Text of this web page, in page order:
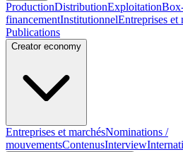
ProductionDistributionExploitation
financementInstitutionnelEntreprises et
Publications
Creator economy
Entreprises et marchésNominations /
mouvementsContenusInterview